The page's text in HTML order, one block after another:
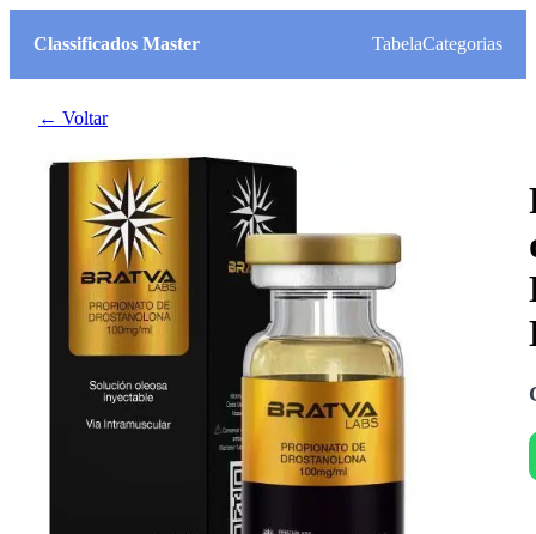
Classificados Master TabelaCategorias
← Voltar